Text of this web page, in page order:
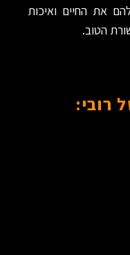
את החיים ואיכות
הטוב.
רובי: